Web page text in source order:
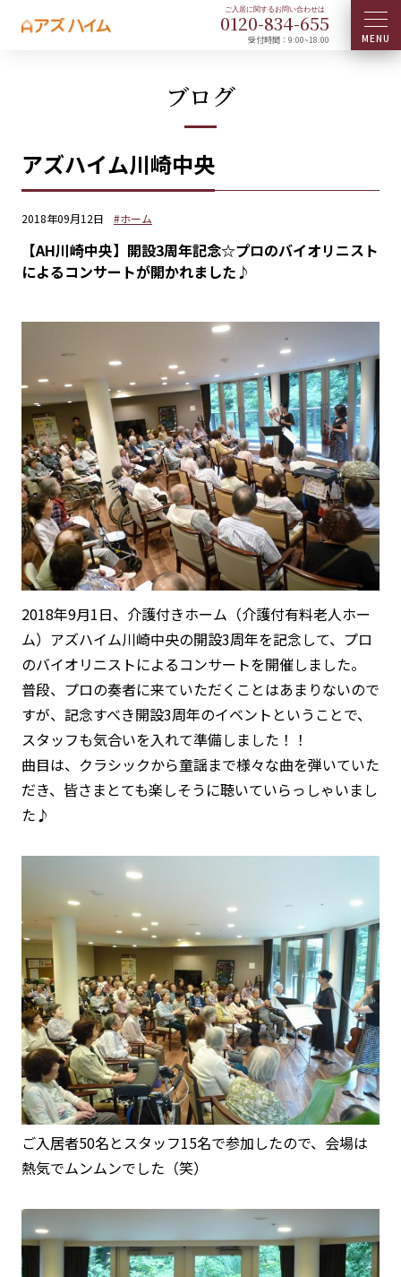
0120-834-655
受付時間：9:00~18:00
ブログ
アズハイム川崎中央
2018年09月12日 #ホーム
【AH川崎中央】開設3周年記念☆プロのバイオリニスト
によるコンサートが開かれました♪
2018年9月1日、介護付きホーム（介護付有料老人ホー
ム）アズハイム川崎中央の開設3周年を記念して、プロ
のバイオリニストによるコンサートを開催しました。
普段、プロの奏者に来ていただくことはあまりないので
すが、記念すべき開設3周年のイベントということで、
スタッフも気合いを入れて準備しました！！
曲目は、クラシックから童謡まで様々な曲を弾いていた
だき、皆さまとても楽しそうに聴いていらっしゃいまし
た♪
ご入居者50名とスタッフ15名で参加したので、会場は
熱気でムンムンでした（笑）